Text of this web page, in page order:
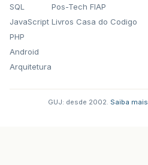
SQL
JavaScript
PHP
Android
Arquitetura
Pos-Tech FIAP
Livros Casa do Codigo
GUJ: desde 2002. Saiba mais